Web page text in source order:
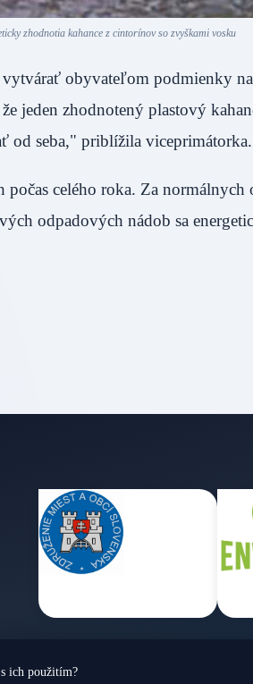
zhodnotia kahance z cintorínov so zvyškami vosku
vytvárať obyvateľom podmienky
jeden zhodnotený plastový
od seba," priblížila
celého roka. Za
odpadových nádob sa
ich použitím?